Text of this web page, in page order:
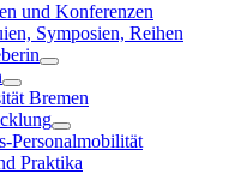
und Konferenzen
Symposien, Reihen
Bremen
Personalmobilität
Praktika